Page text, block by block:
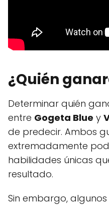
¿Quién
Determinar quién
entre Gogeta Blue y
de predecir. Ambos
extremadamente
habilidades únicas
resultado.
Sin embargo,